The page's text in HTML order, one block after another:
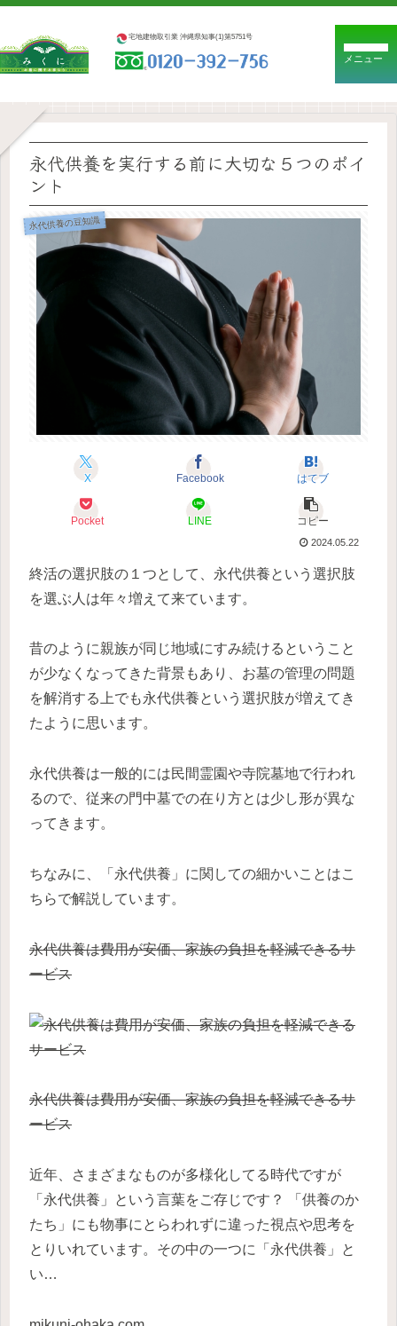
宅地建物取引業 沖縄県知事(1)第5751号
メニュー
永代供養を実行する前に大切な５つのポイ
ント
永代供養の豆知識
X Facebook はてブ
Pocket LINE コピー
2024.05.22
終活の選択肢の１つとして、永代供養という選択肢
を選ぶ人は年々増えて来ています。
昔のように親族が同じ地域にすみ続けるということ
が少なくなってきた背景もあり、お墓の管理の問題
を解消する上でも永代供養という選択肢が増えてき
たように思います。
永代供養は一般的には民間霊園や寺院墓地で行われ
るので、従来の門中墓での在り方とは少し形が異な
ってきます。
ちなみに、「永代供養」に関しての細かいことはこ
ちらで解説しています。
永代供養は費用が安価、家族の負担を軽減できるサ
ービス
永代供養は費用が安価、家族の負担を軽減できるサ
ービス
近年、さまざまなものが多様化してる時代ですが
「永代供養」という言葉をご存じです？ 「供養のか
たち」にも物事にとらわれずに違った視点や思考を
とりいれています。その中の一つに「永代供養」と
い…